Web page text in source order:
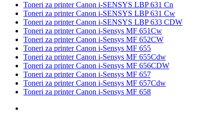
Toneri za printer Canon i-SENSYS LBP 631 Cn
Toneri za printer Canon i-SENSYS LBP 631 Cw
Toneri za printer Canon i-SENSYS LBP 633 CDW
Toneri za printer Canon i-Sensys MF 651Cw
Toneri za printer Canon i-Sensys MF 652CW
Toneri za printer Canon i-Sensys MF 655
Toneri za printer Canon i-Sensys MF 655Cdw
Toneri za printer Canon i-Sensys MF 656CDW
Toneri za printer Canon i-Sensys MF 657
Toneri za printer Canon i-Sensys MF 657Cdw
Toneri za printer Canon i-Sensys MF 658